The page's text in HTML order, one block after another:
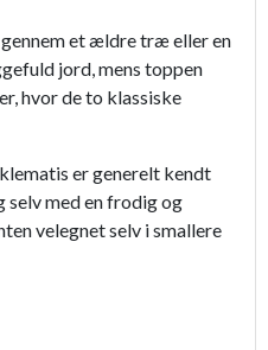
et ældre træ eller en
jord, mens toppen
hvor de to klassiske
er generelt kendt
med en frodig og
velegnet selv i smallere